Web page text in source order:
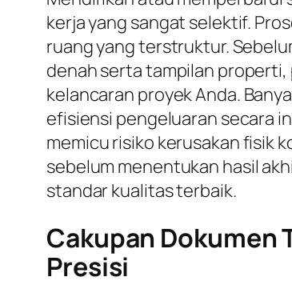
kerja yang sangat selektif.
ruang yang terstruktur.
denah serta tampilan properti,
kelancaran proyek Anda.
efisiensi pengeluaran secara
memicu risiko kerusakan fisik
sebelum menentukan hasil
standar kualitas terbaik.
Cakupan Dokumen
Presisi